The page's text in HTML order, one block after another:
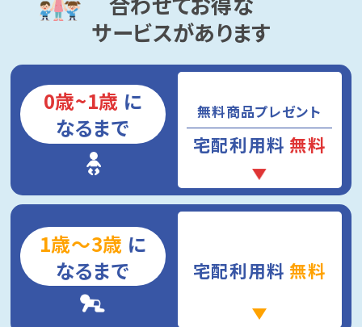
サービスがあります
0歳~1歳 に
なるまで
無料商品プレゼント
宅配利用料 無料
1歳～3歳 に
なるまで
宅配利用料 無料